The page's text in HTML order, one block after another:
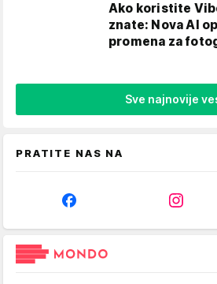
Ako koristite
znate: Nova AI
promena za
Sve najnovije
PRATITE NAS NA